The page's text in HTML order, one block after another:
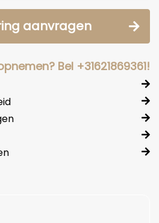
aanvragen
Bel +31621869361!